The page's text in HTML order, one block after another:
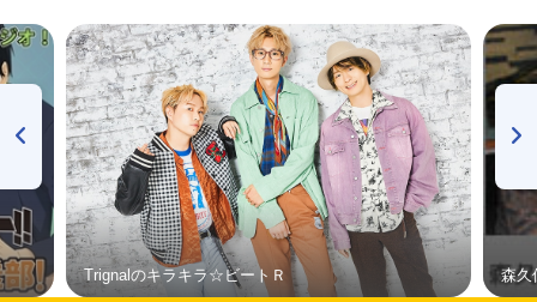
Trignalのキラキラ☆ビートＲ 森久